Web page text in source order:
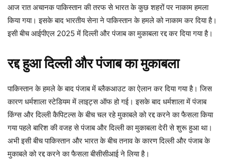
आज रात अचानक पाकिस्तान की तरफ से भारत के कुछ शहरों पर नाकाम हमला
किया गया। इसके बाद भारतीय सेना ने पाकिस्तान के हमले को नाकाम कर दिया है।
इसी बीच आईपीएल 2025 में दिल्ली और पंजाब का मुकाबला रद्द कर दिया गया है।
रद्द हुआ दिल्ली और पंजाब का मुकाबला
पाकिस्तान के हमले के बाद पंजाब में ब्लैकआउट का ऐलान कर दिया गया है। जिस
कारण धर्मशाला स्टेडियम में लाइट्स ऑफ हो गई। इसके बाद धर्मशाला में पंजाब
किंग्स और दिल्ली कैपिटल्स के बीच चल रहे मुकाबले को रद्द करने का फैसला किया
गया पहले बारिश की वजह से पंजाब और दिल्ली का मुकाबला देरी से शुरू हुआ था।
अभी इसी बीच पाकिस्तान और भारत के बीच तनाव के कारण दिल्ली और पंजाब के
मुकाबले को रद्द करने का फैसला बीसीसीआई ने लिया है।